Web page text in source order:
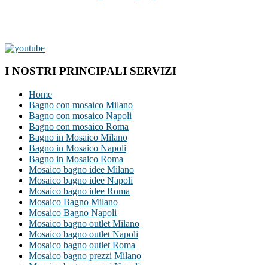
I NOSTRI PRINCIPALI SERVIZI
Home
Bagno con mosaico Milano
Bagno con mosaico Napoli
Bagno con mosaico Roma
Bagno in Mosaico Milano
Bagno in Mosaico Napoli
Bagno in Mosaico Roma
Mosaico bagno idee Milano
Mosaico bagno idee Napoli
Mosaico bagno idee Roma
Mosaico Bagno Milano
Mosaico Bagno Napoli
Mosaico bagno outlet Milano
Mosaico bagno outlet Napoli
Mosaico bagno outlet Roma
Mosaico bagno prezzi Milano